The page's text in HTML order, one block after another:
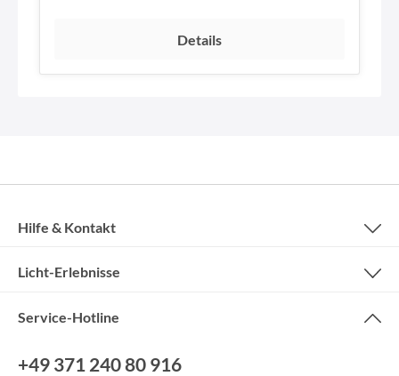
Details
Service-Hotline
+49 371 240 80 916
Hilfe & Kontakt
Licht-Erlebnisse